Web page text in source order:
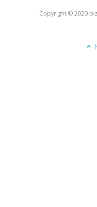
Copyright ©︎ 2020